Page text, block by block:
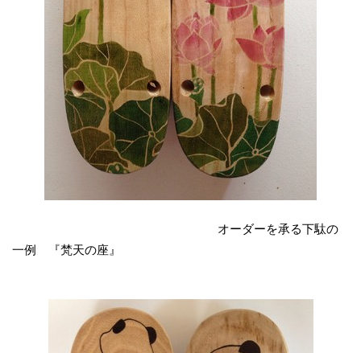
オーダーを承る下駄の
一例 『梵天の座』